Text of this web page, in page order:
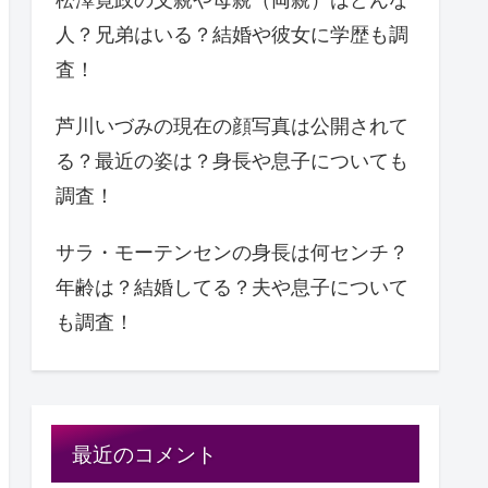
人？兄弟はいる？結婚や彼女に学歴も調
査！
芦川いづみの現在の顔写真は公開されて
る？最近の姿は？身長や息子についても
調査！
サラ・モーテンセンの身長は何センチ？
年齢は？結婚してる？夫や息子について
も調査！
最近のコメント